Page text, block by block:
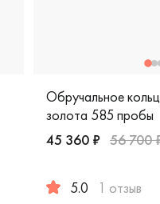
Обручальное
золота 585 пробы
45 360 ₽ 56 700
5.0 1 отзыв